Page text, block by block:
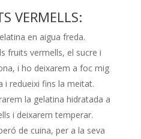
VERMELLS:
en aigua freda.
fruits vermells, el sucre i
i ho deixarem a foc mig
i redueixi fins la meitat.
la gelatina hidratada a
i deixarem temperar.
de cuina, per a la seva